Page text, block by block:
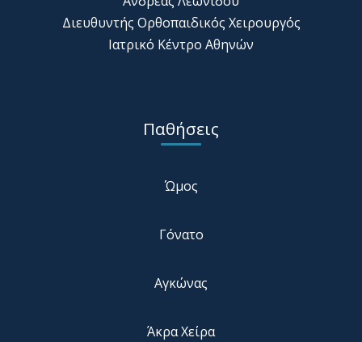
Διευθυντής Ορθοπαιδικός Χειρουργός
Ιατρικό Κέντρο Αθηνών
Παθήσεις
Ώμος
Γόνατο
Αγκώνας
Άκρα Χείρα